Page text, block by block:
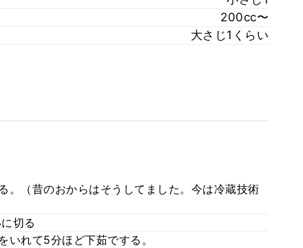
200cc〜
大さじ1くらい
（昔のおからはそうしてました。今は冷蔵技術
切る
れて5分ほど下茹でする。